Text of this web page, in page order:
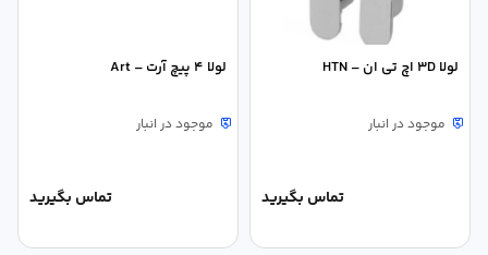
لولا 3D اچ تی ان – HTN
موجود در انبار
تماس بگیرید
لولا 4 پیچ آرت – Art
موجود در انبار
تماس بگیرید